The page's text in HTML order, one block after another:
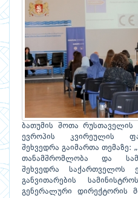
ბათუმის შოთა რუსთაველის
ევროპის კვირეულის
შეხვედრა გაიმართა თემაზე:
თანამშრომლობა და
შეხვედრა საქართველოს
განვითარების
გენერალური დირექტორის